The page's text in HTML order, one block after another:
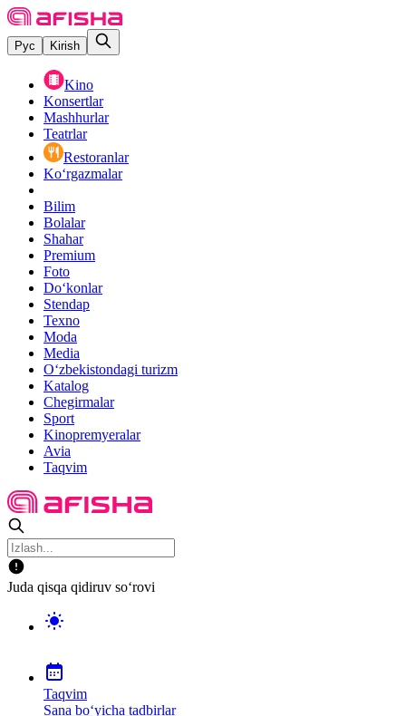
Рус Kirish
Kino
Konsertlar
Mashhurlar
Teatrlar
Restoranlar
Ko‘rgazmalar
Bilim
Bolalar
Shahar
Premium
Foto
Do‘konlar
Stendap
Texno
Moda
Media
O‘zbekistondagi turizm
Katalog
Chegirmalar
Sport
Kinopremyeralar
Avia
Taqvim
Juda qisqa qidiruv so‘rovi
Taqvim
Sana bo‘yicha tadbirlar